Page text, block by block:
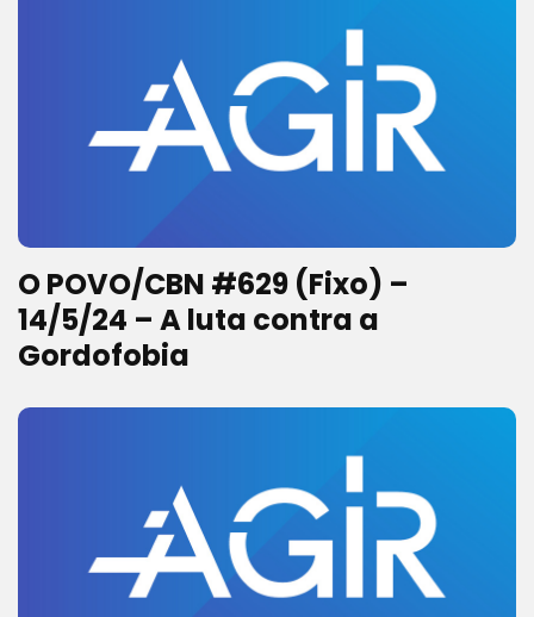
O POVO/CBN #629 (Fixo) –
14/5/24 – A luta contra a
Gordofobia